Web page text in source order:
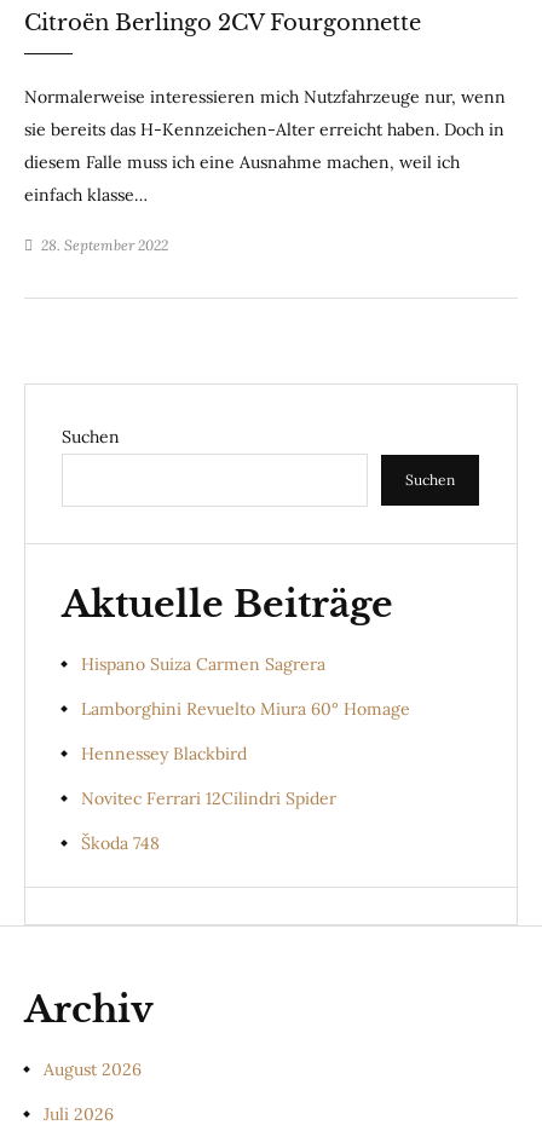
Citroën Berlingo 2CV Fourgonnette
Normalerweise interessieren mich Nutzfahrzeuge nur, wenn
sie bereits das H-Kennzeichen-Alter erreicht haben. Doch in
diesem Falle muss ich eine Ausnahme machen, weil ich
einfach klasse…
28. September 2022
Suchen
Suchen
Aktuelle Beiträge
Hispano Suiza Carmen Sagrera
Lamborghini Revuelto Miura 60° Homage
Hennessey Blackbird
Novitec Ferrari 12Cilindri Spider
Škoda 748
Archiv
August 2026
Juli 2026